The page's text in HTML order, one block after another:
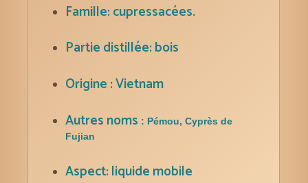
Famille: cupressacées.
Partie distillée: bois
Origine : Vietnam
Autres noms : Pémou, Cyprès de
Fujian
Aspect: liquide mobile